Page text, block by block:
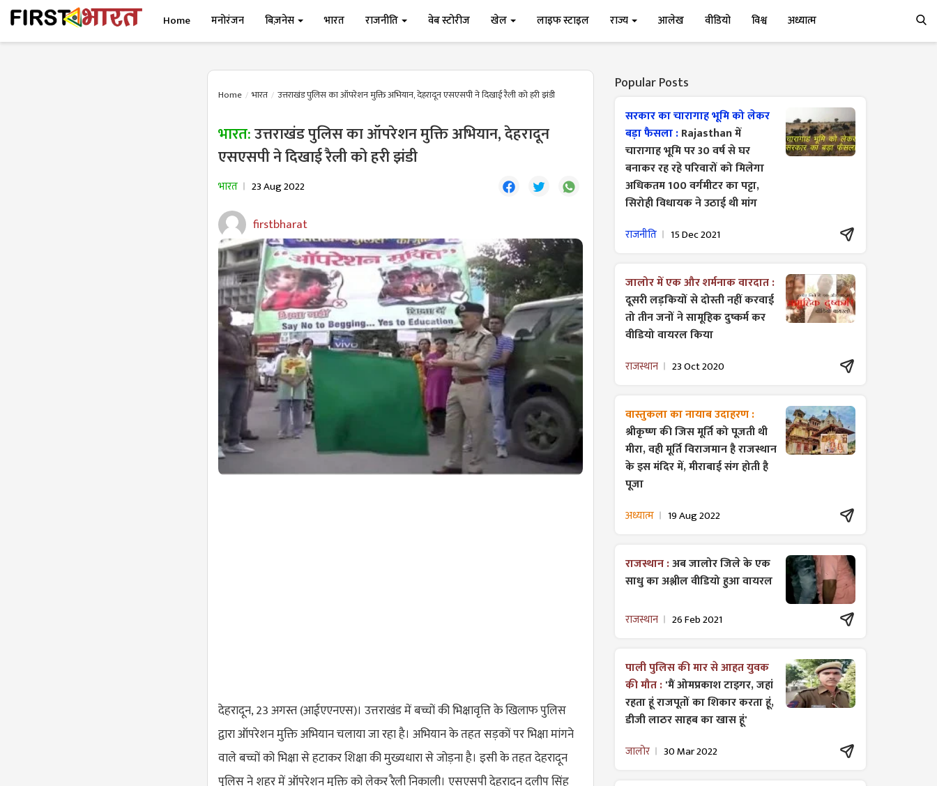
Home मनोरंजन बिज़नेस भारत राजनीति वेब स्टोरीज खेल लाइफ स्टाइल राज्य आलेख वीडियो विश्व अध्यात्म
Home भारत उत्तराखंड पुलिस का ऑपरेशन मुक्ति अभियान, देहरादून एसएसपी ने दिखाई रैली को हरी झंडी
भारत:उत्तराखंड पुलिस का ऑपरेशन मुक्ति अभियान, देहरादून
एसएसपी ने दिखाई रैली को हरी झंडी
भारत 23 Aug 2022
firstbharat
देहरादून, 23 अगस्त (आईएएनएस)। उत्तराखंड में बच्चों की भिक्षावृत्ति के खिलाफ पुलिस
द्वारा ऑपरेशन मुक्ति अभियान चलाया जा रहा है। अभियान के तहत सड़कों पर भिक्षा मांगने
वाले बच्चों को भिक्षा से हटाकर शिक्षा की मुख्यधारा से जोड़ना है। इसी के तहत देहरादून
पुलिस ने शहर में ऑपरेशन मुक्ति को लेकर रैली निकाली। एसएसपी देहरादून दलीप सिंह
Popular Posts
सरकार का चारागाह भूमि को लेकर
बड़ा फैसला :Rajasthan में
चारागाह भूमि पर 30 वर्ष से घर
बनाकर रह रहे परिवारों को मिलेगा
अधिकतम 100 वर्गमीटर का पट्टा,
सिरोही विधायक ने उठाई थी मांग
राजनीति 15 Dec 2021
जालोर में एक और शर्मनाक वारदात :
दूसरी लड़कियों से दोस्ती नहीं करवाई
तो तीन जनों ने सामूहिक दुष्कर्म कर
वीडियो वायरल किया
राजस्थान 23 Oct 2020
वास्तुकला का नायाब उदाहरण :
श्रीकृष्ण की जिस मूर्ति को पूजती थी
मीरा, वही मूर्ति विराजमान है राजस्थान
के इस मंदिर में, मीराबाई संग होती है
पूजा
अध्यात्म 19 Aug 2022
राजस्थान :अब जालोर जिले के एक
साधु का अश्लील वीडियो हुआ वायरल
राजस्थान 26 Feb 2021
पाली पुलिस की मार से आहत युवक
की मौत :'मैं ओमप्रकाश टाइगर, जहां
रहता हूं राजपूतों का शिकार करता हूं,
डीजी लाठर साहब का खास हूं'
जालोर 30 Mar 2022